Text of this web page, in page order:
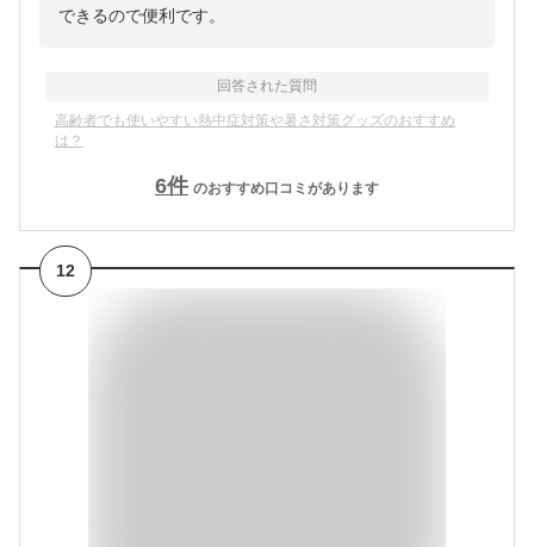
できるので便利です。
回答された質問
高齢者でも使いやすい熱中症対策や暑さ対策グッズのおすすめ
は？
6件 のおすすめ口コミがあります
12